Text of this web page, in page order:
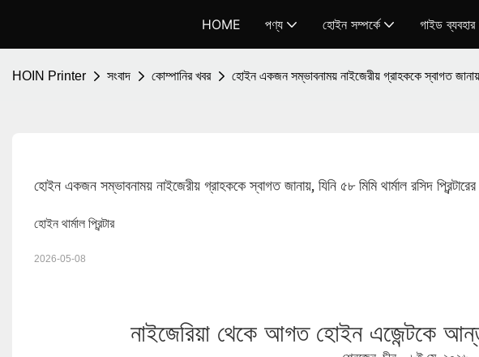
HOME পণ্য হোইন সম্পর্কে গাইড
HOIN Printer সংবাদ কোম্পানির খবর হোইন একজন সম্ভাবনাময় নাইজেরীয় গ্রাহককে স্বাগত জানায়,
হোইন একজন সম্ভাবনাময় নাইজেরীয় গ্রাহককে স্বাগত জানায়, যিনি ৫৮ মিমি থার্মাল রসিদ
হোইন থার্মাল প্রিন্টার
2026-05-08
নাইজেরিয়া থেকে আগত হোইন এজেন্টকে